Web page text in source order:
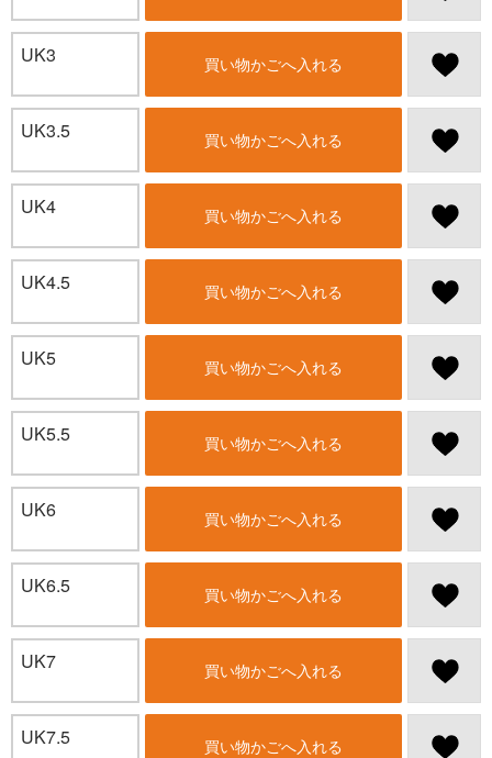
UK3 買い物かごへ入れる
UK3.5 買い物かごへ入れる
UK4 買い物かごへ入れる
UK4.5 買い物かごへ入れる
UK5 買い物かごへ入れる
UK5.5 買い物かごへ入れる
UK6 買い物かごへ入れる
UK6.5 買い物かごへ入れる
UK7 買い物かごへ入れる
UK7.5 買い物かごへ入れる